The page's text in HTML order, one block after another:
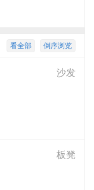
倒序浏览
看全部
沙发
板凳